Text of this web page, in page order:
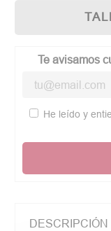
Te avisamos
He leído y
DESCRIPCIÓN